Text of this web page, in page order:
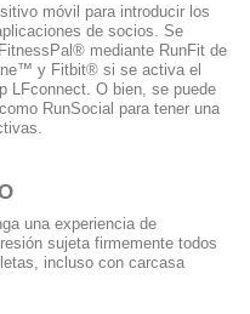
móvil para introducir los
de socios. Se
mediante RunFit de
y Fitbit® si se activa el
LFconnect. O bien, se puede
RunSocial para tener una
una experiencia de
sujeta firmemente todos
incluso con carcasa